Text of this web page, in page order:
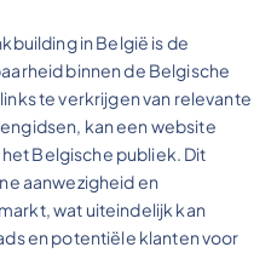
in België is de
binnen de Belgische
te verkrijgen van relevante
kan een website
Belgische publiek. Dit
aanwezigheid en
wat uiteindelijk kan
en potentiële klanten voor